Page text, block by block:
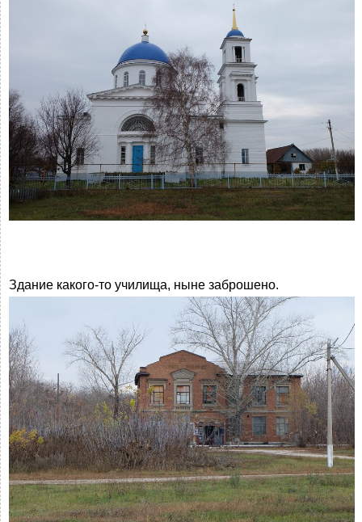
Здание какого-то училища, ныне заброшено.